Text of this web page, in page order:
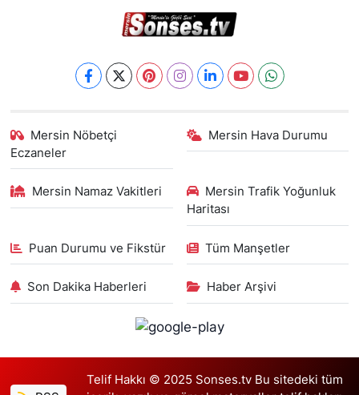
Mersin Nöbetçi
Eczaneler
Mersin Hava Durumu
Mersin Namaz Vakitleri
Mersin Trafik Yoğunluk
Haritası
Puan Durumu ve Fikstür Tüm Manşetler
Son Dakika Haberleri Haber Arşivi
Telif Hakkı © 2025 Sonses.tv Bu sitedeki tüm